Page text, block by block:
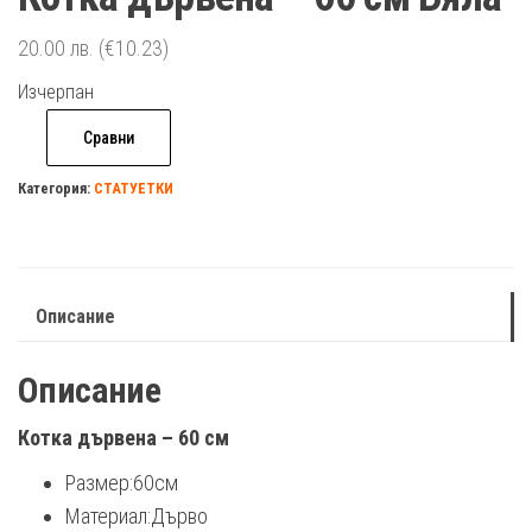
20.00 лв. (€10.23)
Изчерпан
Сравни
Категория: СТАТУЕТКИ
Описание
Описание
Котка дървена – 60 см
Размер:60см
Материал:Дърво